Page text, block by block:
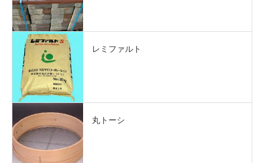
レミファルト
丸トーシ